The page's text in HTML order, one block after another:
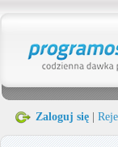
Zaloguj się